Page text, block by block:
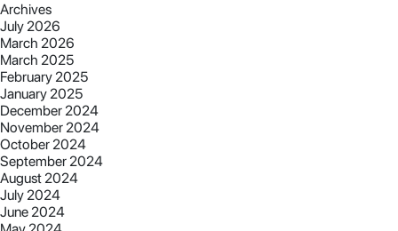
Archives
July 2026
March 2026
March 2025
February 2025
January 2025
December 2024
November 2024
October 2024
September 2024
August 2024
July 2024
June 2024